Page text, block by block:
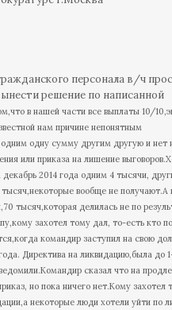
персонала в/ч
решение по написанной
в нашей части все выплаты 10/
нам причине непонятным
одну сумму другим другую и нет
или приказа на лишение
декабрь 2014 года одним 4 тысячи,
тысяч,некоторые вообще не
тысяч,которая делилась не по
захотел тому дал, то-есть кто
командир заступил на свою
Директива на ликвидацию,была до
сказал что на
но пока ничего нет.Кому захотел
некоторые люди хотели уйти по